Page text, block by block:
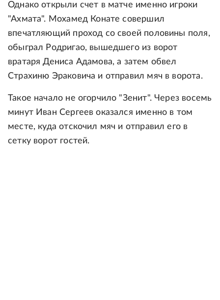
Однако открыли счет в матче именно игроки
"Ахмата". Мохамед Конате совершил
впечатляющий проход со своей половины поля,
обыграл Родригао, вышедшего из ворот
вратаря Дениса Адамова, а затем обвел
Страхиню Эраковича и отправил мяч в ворота.
Такое начало не огорчило "Зенит". Через восемь
минут Иван Сергеев оказался именно в том
месте, куда отскочил мяч и отправил его в
сетку ворот гостей.